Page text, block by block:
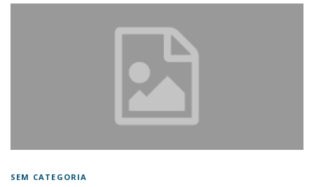
SEM CATEGORIA